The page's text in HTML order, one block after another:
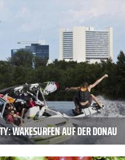
WAKESURFEN AUF DER DONAU